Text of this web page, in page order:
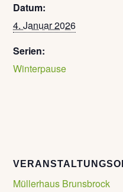
Datum:
4. Januar 2026
Serien:
Winterpause
Müllerhaus Brunsbrock